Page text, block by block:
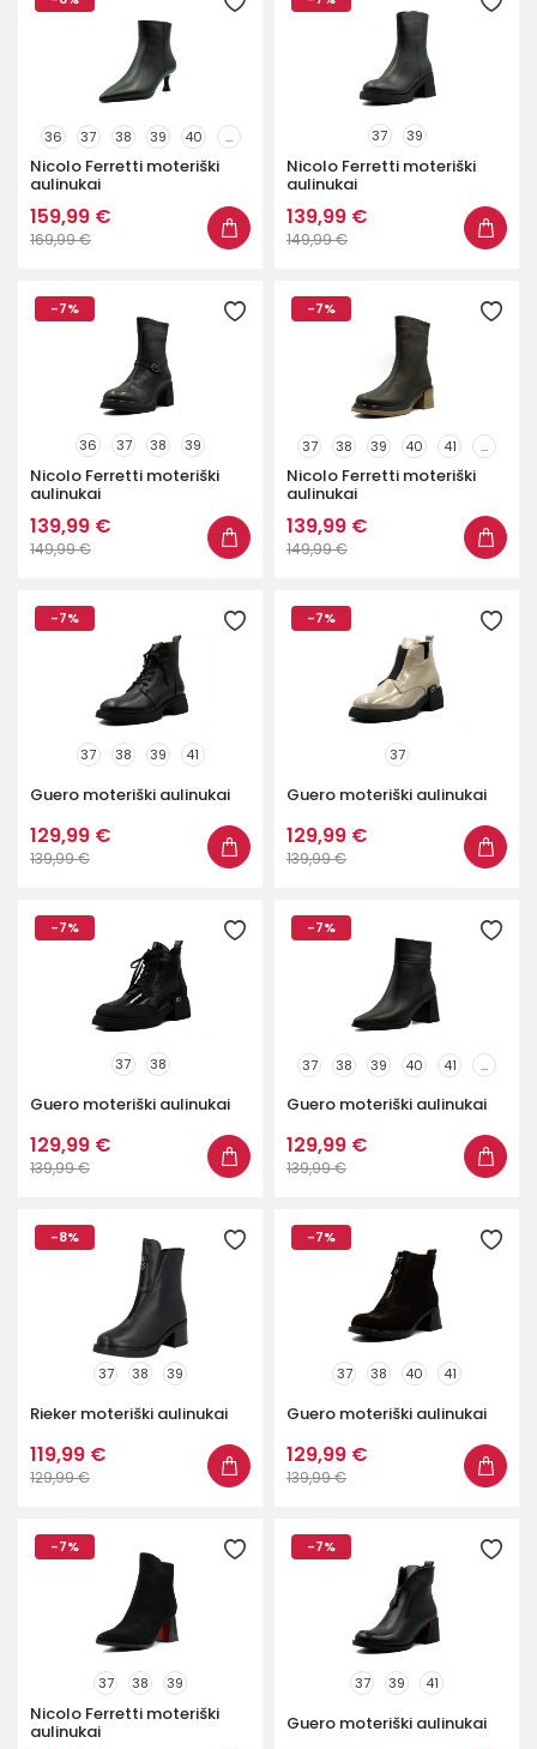
36 37 38 39 40 ...
Nicolo Ferretti moteriški
aulinukai
159,99 €
169,99 €
37 39
Nicolo Ferretti moteriški
aulinukai
139,99 €
149,99 €
-7%
36 37 38 39
Nicolo Ferretti moteriški
aulinukai
139,99 €
149,99 €
-7%
37 38 39 40 41 ...
Nicolo Ferretti moteriški
aulinukai
139,99 €
149,99 €
-7%
37 38 39 41
Guero moteriški aulinukai
129,99 €
139,99 €
-7%
37
Guero moteriški aulinukai
129,99 €
139,99 €
-7%
37 38
Guero moteriški aulinukai
129,99 €
139,99 €
-7%
37 38 39 40 41 ...
Guero moteriški aulinukai
129,99 €
139,99 €
-8%
37 38 39
Rieker moteriški aulinukai
119,99 €
129,99 €
-7%
37 38 40 41
Guero moteriški aulinukai
129,99 €
139,99 €
-7%
37 38 39
Nicolo Ferretti moteriški
aulinukai
-7%
37 39 41
Guero moteriški aulinukai